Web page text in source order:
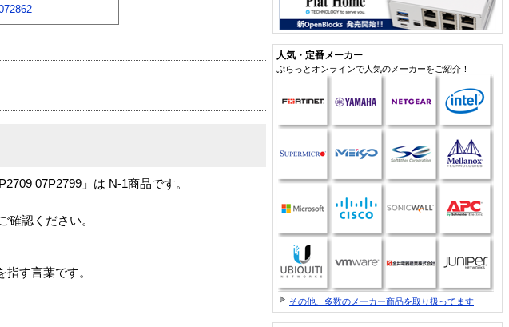
07P2799」は N-1商品です。
確認ください。
す言葉です。
人気・定番メーカー
ぷらっとオンラインで人気のメーカーをご紹介！
その他、多数のメーカー商品を取り扱ってます